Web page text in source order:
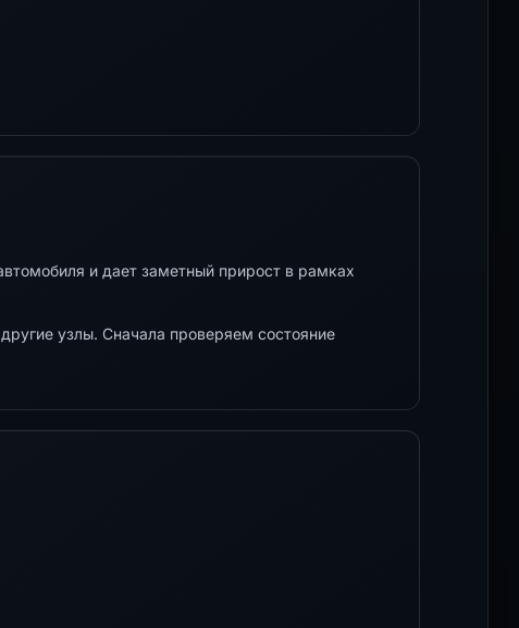
и дает заметный прирост в рамках
узлы. Сначала проверяем состояние